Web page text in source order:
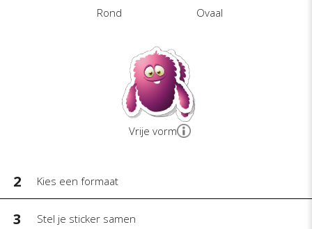
Rond Ovaal
Vrije vorm
2 Kies een formaat
3 Stel je sticker samen